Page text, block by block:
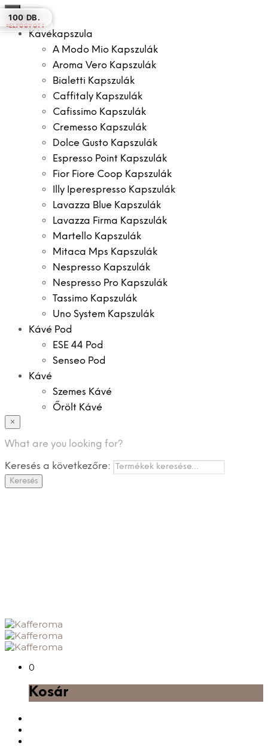
×
Kávékapszula
A Modo Mio Kapszulák
Aroma Vero Kapszulák
Bialetti Kapszulák
Caffitaly Kapszulák
Cafissimo Kapszulák
Cremesso Kapszulák
Dolce Gusto Kapszulák
Espresso Point Kapszulák
Fior Fiore Coop Kapszulák
Illy Iperespresso Kapszulák
Lavazza Blue Kapszulák
Lavazza Firma Kapszulák
Martello Kapszulák
Mitaca Mps Kapszulák
Nespresso Kapszulák
Nespresso Pro Kapszulák
Tassimo Kapszulák
Uno System Kapszulák
Kávé Pod
ESE 44 Pod
Senseo Pod
Kávé
Szemes Kávé
Őrölt Kávé
Instant Kávé
Zacskó Tea
Tartozékok
×
What are you looking for?
Keresés a következőre:
Keresés
0
Kosár
48 DB.
100 DB.
100 DB.
12 DB.
100 DB.
16 DB.
ELFOGYOTT
100 DB.